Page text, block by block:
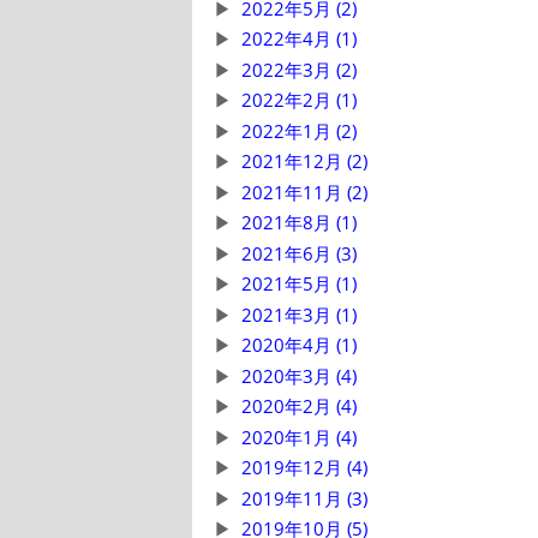
2022年5月 (2)
2022年4月 (1)
2022年3月 (2)
2022年2月 (1)
2022年1月 (2)
2021年12月 (2)
2021年11月 (2)
2021年8月 (1)
2021年6月 (3)
2021年5月 (1)
2021年3月 (1)
2020年4月 (1)
2020年3月 (4)
2020年2月 (4)
2020年1月 (4)
2019年12月 (4)
2019年11月 (3)
2019年10月 (5)